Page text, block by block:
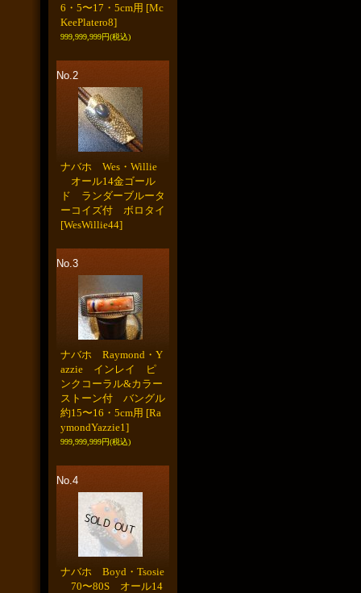
6・5〜17・5cm用 [Mc
KeePlatero8]
999,999,999円(税込)
No.2
ナバホ Wes・Willie
オール14金ゴール
ド ランダーブルータ
ーコイズ付 ボロタイ
[WesWillie44]
No.3
ナバホ Raymond・Y
azzie インレイ ピ
ンクコーラル&カラー
ストーン付 バングル
約15〜16・5cm用 [Ra
ymondYazzie1]
999,999,999円(税込)
No.4
ナバホ Boyd・Tsosie
70〜80S オール14